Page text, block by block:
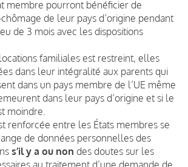
membre pourront bénéficier de
chômage de leur pays d’origine pendant
de 3 mois avec les dispositions
familiales est restreint, elles
dans leur intégralité aux parents qui
dans un pays membre de l’UE même
dans leur pays d’origine et si le
moindre.
renforcée entre les États membres se
de données personnelles des
s’il y a ou non des doutes sur les
au traitement d’une demande de